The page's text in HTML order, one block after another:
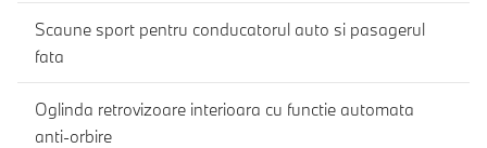
Scaune sport pentru conducatorul auto si pasagerul
fata
Oglinda retrovizoare interioara cu functie automata
anti-orbire